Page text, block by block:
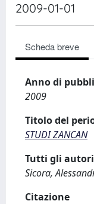
2009-01-01
Scheda breve
Anno di
2009
Titolo del
STUDI ZANCAN
Tutti gli autori
Sicora,
Citazione